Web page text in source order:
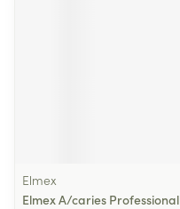
Elmex
Elmex A/caries Professional